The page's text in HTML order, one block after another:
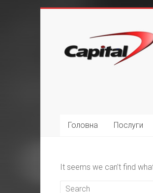
Головна Послуги
It seems we can’t find